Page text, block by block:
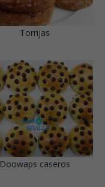
Torrijas
Doowaps caseros